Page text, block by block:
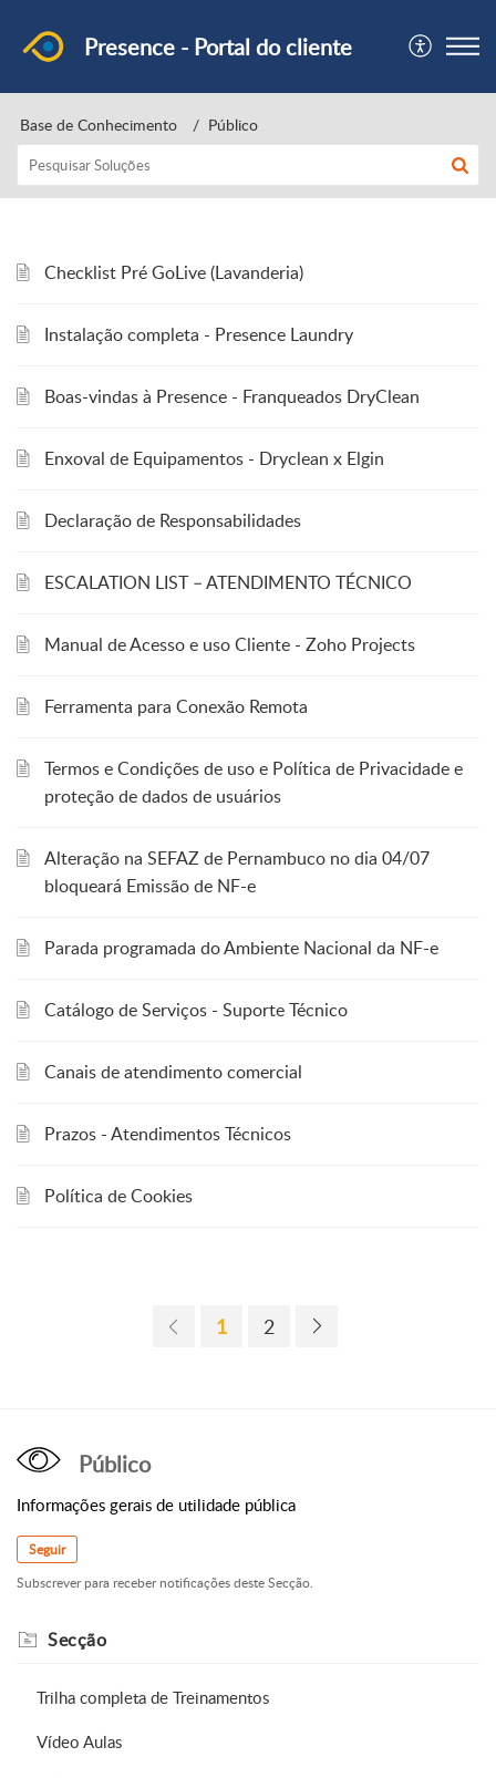
Presence - Portal do cliente
Base de Conhecimento Público
Checklist Pré GoLive (Lavanderia)
Instalação completa - Presence Laundry
Boas-vindas à Presence - Franqueados DryClean
Enxoval de Equipamentos - Dryclean x Elgin
Declaração de Responsabilidades
ESCALATION LIST – ATENDIMENTO TÉCNICO
Manual de Acesso e uso Cliente - Zoho Projects
Ferramenta para Conexão Remota
Termos e Condições de uso e Política de Privacidade e
proteção de dados de usuários
Alteração na SEFAZ de Pernambuco no dia 04/07
bloqueará Emissão de NF-e
Parada programada do Ambiente Nacional da NF-e
Catálogo de Serviços - Suporte Técnico
Canais de atendimento comercial
Prazos - Atendimentos Técnicos
Política de Cookies
1 2
Público
Informações gerais de utilidade pública
Seguir
Subscrever para receber notificações deste Secção.
Secção
Trilha completa de Treinamentos
Vídeo Aulas